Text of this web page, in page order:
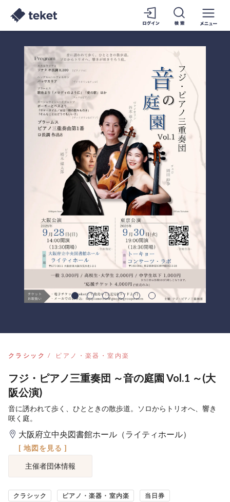
クラシック ピアノ・楽器・室内楽
フジ・ピアノ三重奏団 ～音の庭園 Vol.1 ～(大
阪公演)
音に誘われて歩く、ひとときの散歩道。ソロからトリオへ、響き
咲く庭。
大阪府立中央図書館ホール（ライティホール）
[ 地図を見る ]
主催者団体情報
クラシック ピアノ・楽器・室内楽 当日券